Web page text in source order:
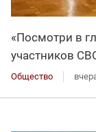
«Посмотри в
участников
Общество